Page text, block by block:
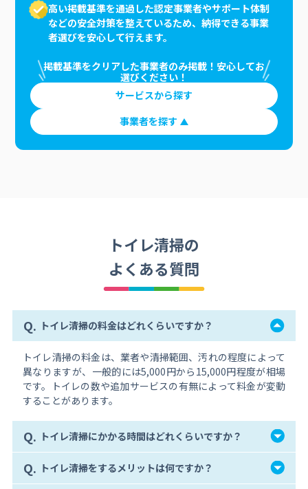
高い掲載基準を通過した認定事業者やサポート体制
などの安全対策を整えているため、納得できる事業
者選びを安心して行えます。
掲載基準をクリアした事業者のみ掲載！安心してお
選びください！
サービスから探す
事業者を探す
トイレ清掃の
よくある質問
Q. トイレ清掃の料金はどれくらいですか？
トイレ清掃の料金は、業者や清掃範囲、汚れの程度によって
異なりますが、一般的には5,000円から15,000円程度が相場
です。トイレの数や追加サービスの有無によって料金が変動
することがあります。
Q. トイレ清掃にかかる時間はどれくらいですか？
Q. トイレ清掃をするメリットは何ですか？